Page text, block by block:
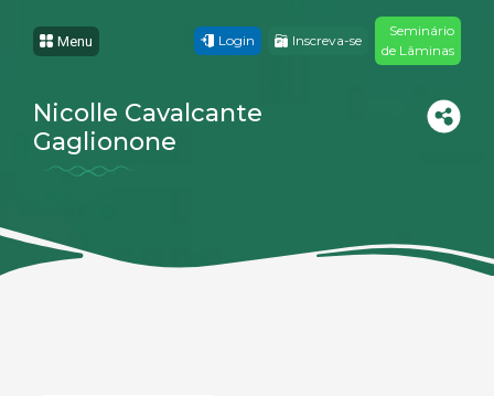
Nicolle Cavalcante
Gaglionone
Menu Login Inscreva-se
Seminário
de Lâminas